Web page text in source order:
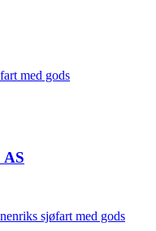
med gods
sjøfart med gods